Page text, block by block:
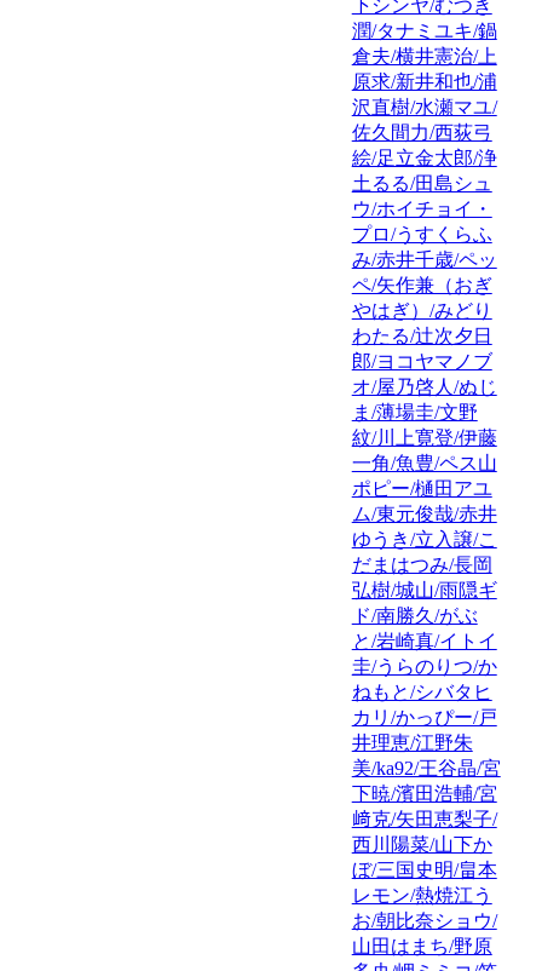
下シンヤ/むつき
潤/タナミユキ/鍋
倉夫/横井憲治/上
原求/新井和也/浦
沢直樹/水瀬マユ/
佐久間力/西荻弓
絵/足立金太郎/浄
土るる/田島シュ
ウ/ホイチョイ・
プロ/うすくらふ
み/赤井千歳/ペッ
ペ/矢作兼（おぎ
やはぎ）/みどり
わたる/辻次夕日
郎/ヨコヤマノブ
オ/屋乃啓人/ぬじ
ま/薄場圭/文野
紋/川上寛登/伊藤
一角/魚豊/ペス山
ポピー/樋田アユ
ム/東元俊哉/赤井
ゆうき/立入譲/こ
だまはつみ/長岡
弘樹/城山/雨隠ギ
ド/南勝久/がぶ
と/岩崎真/イトイ
圭/うらのりつ/か
ねもと/シバタヒ
カリ/かっぴー/戸
井理恵/江野朱
美/ka92/王谷晶/宮
下暁/濱田浩輔/宮
﨑克/矢田恵梨子/
西川陽菜/山下か
ぼ/三国史明/畠本
レモン/熱焼江う
お/朝比奈ショウ/
山田はまち/野原